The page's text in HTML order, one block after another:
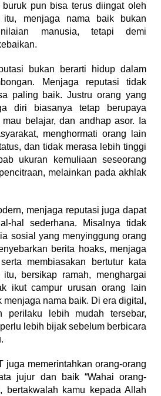
buruk pun bisa terus diingat oleh
menjaga nama baik bukan
manusia, tetapi demi
bukan berarti hidup dalam
Menjaga reputasi tidak
paling baik. Justru orang yang
diri biasanya tetap berupaya
mau belajar, dan andhap asor. Ia
menghormati orang lain
dan tidak merasa lebih tinggi
ukuran kemuliaan seseorang
melainkan pada akhlak
menjaga reputasi juga dapat
hal sederhana. Misalnya tidak
sosial yang menyinggung orang
berita hoaks, menjaga
membiasakan bertutur kata
bersikap ramah, menghargai
ikut campur urusan orang lain
menjaga nama baik. Di era digital,
perilaku lebih mudah tersebar,
lebih bijak sebelum berbicara
juga memerintahkan orang-orang
jujur dan baik “Wahai orang-
bertakwalah kamu kepada Allah